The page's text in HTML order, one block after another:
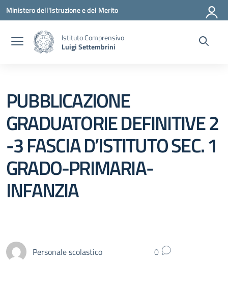
Vai ai contenuti
Vai al menu di navigazione
Vai al footer
Ministero dell'Istruzione e del Merito
Istituto Comprensivo
Luigi Settembrini
PUBBLICAZIONE
GRADUATORIE DEFINITIVE 2
-3 FASCIA D’ISTITUTO SEC. 1
GRADO-PRIMARIA-
INFANZIA
Personale scolastico 0